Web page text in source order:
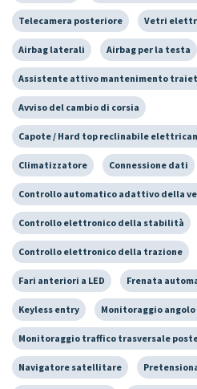
Telecamera posteriore Vetri
Airbag laterali Airbag per la testa
Assistente attivo mantenimento
Avviso del cambio di corsia
Capote / Hard top reclinabile
Climatizzatore Connessione dati
Controllo automatico adattivo della
Controllo elettronico della stabilità
Controllo elettronico della trazione
Fari anteriori a LED Frenata
Keyless entry Monitoraggio angolo
Monitoraggio traffico trasversale
Navigatore satellitare